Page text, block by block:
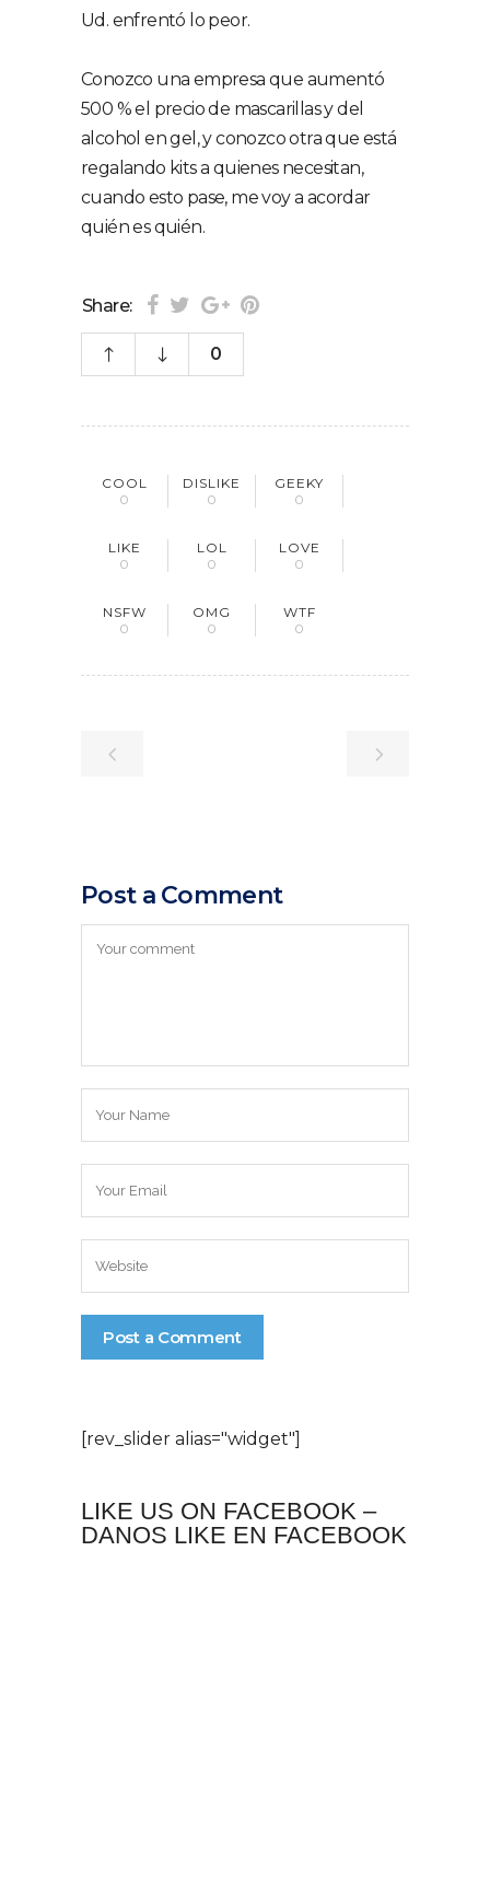
Ud. enfrentó lo peor.
Conozco una empresa que aumentó
500 % el precio de mascarillas y del
alcohol en gel, y conozco otra que está
regalando kits a quienes necesitan,
cuando esto pase, me voy a acordar
quién es quién.
Share:
0
COOL
0
DISLIKE
0
GEEKY
0
LIKE
0
LOL
0
LOVE
0
NSFW
0
OMG
0
WTF
0
Post a Comment
[rev_slider alias="widget"]
LIKE US ON FACEBOOK –
DANOS LIKE EN FACEBOOK